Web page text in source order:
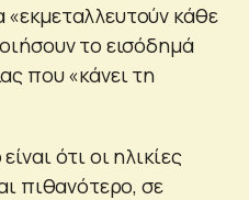
κάθε
το εισόδημά
που «κάνει τη
ότι οι ηλικίες
πιθανότερο, σε